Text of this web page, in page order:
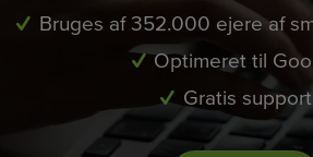
Bruges af 352.000 ejere af
Optimeret til
Gratis support